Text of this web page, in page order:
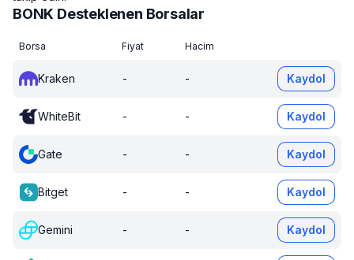
BONK Desteklenen Borsalar
Borsa Fiyat Hacim
Kraken - - Kaydol
WhiteBit - - Kaydol
Gate - - Kaydol
Bitget - - Kaydol
Gemini - - Kaydol